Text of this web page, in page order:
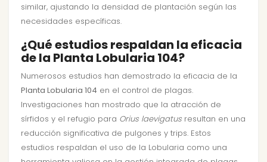
similar, ajustando la densidad de plantación según las
necesidades específicas.
¿Qué estudios respaldan la eficacia
de la Planta Lobularia 104?
Numerosos estudios han demostrado la eficacia de la
Planta Lobularia 104 en el control de plagas.
Investigaciones han mostrado que la atracción de
sírfidos y el refugio para Orius laevigatusresultan en una
reducción significativa de pulgones y trips. Estos
estudios respaldan el uso de la Lobularia como una